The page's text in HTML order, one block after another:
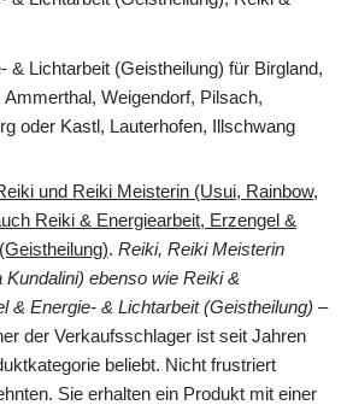
& Lichtarbeit (Geistheilung) für Birgland,
Weigendorf, Pilsach,
oder Kastl, Lauterhofen, Illschwang
und Reiki Meisterin (Usui, Rainbow,
Reiki & Energiearbeit, Erzengel &
. Reiki, Reiki Meisterin
ebenso wie Reiki &
& Energie- & Lichtarbeit (Geistheilung) –
der Verkaufsschlager ist seit Jahren
beliebt. Nicht frustriert
Sie erhalten ein Produkt mit einer